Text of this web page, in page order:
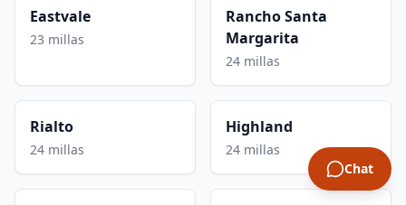
Eastvale
23 millas
Rancho Santa
Margarita
24 millas
Rialto
24 millas
Highland
24 millas
Chat